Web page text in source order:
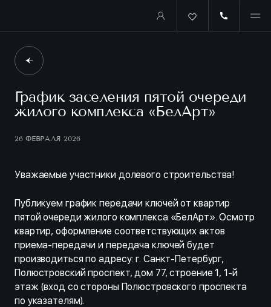
График заселения пятой очереди
жилого комплекса «БелАрт»
26 ФЕВРАЛЯ 2026
Уважаемые участники долевого строительства!
Публикуем график передачи ключей от квартир
пятой очереди жилого комплекса «БелАрт». Осмотр
квартир, оформление соответствующих актов
приема-передачи и передача ключей будет
производиться по адресу: г. Санкт-Петербург,
Полюстровский проспект, дом 77, строение 1, 1-й
этаж (вход со стороны Полюстровского проспекта
по указателям).